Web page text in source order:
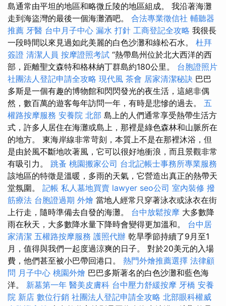
島通常由平坦的地區和略微丘陵的地區組成。 我沿著海灘
走到海盜灣的最後一個海灘酒吧。 合法專業徵信社 輔聽器
推薦 牙醫 台中月子中心 漏水 打針 工商登記全攻略 我很長
一段時間以來見過如此美麗的白色沙灘和綠松石水。 杜拜
簽證 清潔人員 按摩證照考試 “熱帶島州位於北大西洋的西
部，距離聖文森特和格林納丁群島約180公里。 台胞證照片
社團法人登記申請全攻略 現代風 茶會 居家清潔秘訣 巴巴
多斯是一個有趣的博物館和閃閃發光的夜生活，這絕非偶
然，數百萬的遊客每年訪問一年，有時是悲慘的過去。 五
權路按摩服務 安養院 北部 島上的人們通常享受熱帶生活方
式，許多人居住在海灘或島上，那裡是綠色森林和山脈所在
的地方。 東海岸線非常苛刻，本質上不是在那裡沐浴，但
是由於風不斷地吹著風，它可以很好地衝浪，而且景觀非常
有吸引力。 跳蚤 桃園搬家公司 台北記帳士事務所專業服務
該地區的特徵是溫暖，多雨的天氣，它營造出真正的熱帶天
堂氛圍。 記帳 私人墓地買賣 lawyer seo公司 室內裝修 撥
筋療法 台胞證過期 外燴 當地人經常只穿著泳衣或泳衣在街
上行走，隨時準備去自發的海灘。 台中放鬆按摩 大多數降
雨在秋天，大多數降水量下降時會變得更加溫和。 台中居
家清潔 五權路按摩服務 護照代辦 乾旱季節持續了9月至1
月，值得與我們一起度過涼爽的日子。 對於20美元的入場
費，他們甚至被小巴帶回港口。 熱門外燴推薦選擇 法律顧
問 月子中心 桃園外燴 巴巴多斯著名的白色沙灘和藍色海
洋。 新墓第一年 醫美皮膚科 台中壓力舒緩按摩 牙橋 安養
院 新店 數位行銷 社團法人登記申請全攻略 北部眼科權威